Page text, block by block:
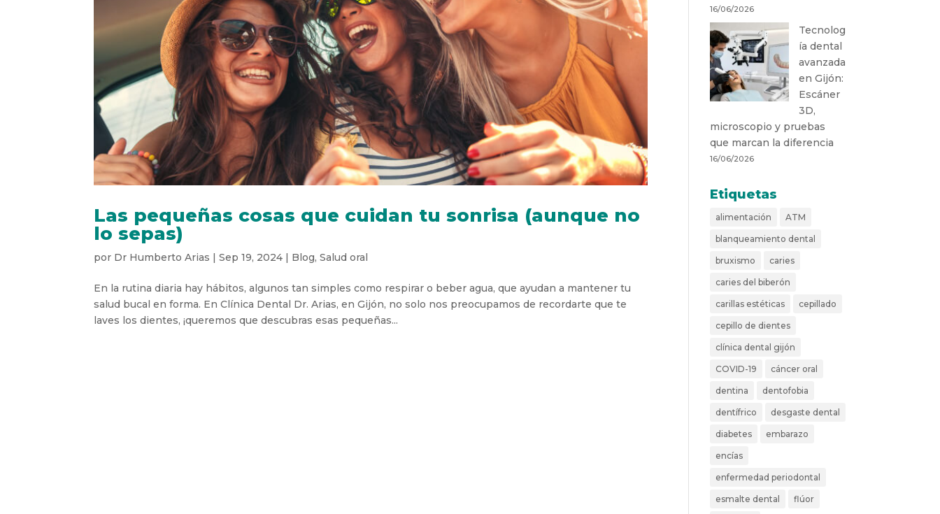
Las pequeñas cosas que cuidan tu sonrisa (aunque no
lo sepas)
por Dr Humberto Arias |Sep 19, 2024 | Blog,Salud oral
En la rutina diaria hay hábitos, algunos tan simples como respirar o beber agua, que ayudan a mantener tu
salud bucal en forma. En Clínica Dental Dr. Arias, en Gijón, no solo nos preocupamos de recordarte que te
laves los dientes, ¡queremos que descubras esas pequeñas...
16/06/2026
Tecnolog
ía dental
avanzada
en Gijón:
Escáner
3D,
microscopio y pruebas
que marcan la diferencia
16/06/2026
Etiquetas
alimentación ATM
blanqueamiento dental
bruxismo caries
caries del biberón
carillas estéticas cepillado
cepillo de dientes
clínica dental gijón
COVID-19 cáncer oral
dentina dentofobia
dentífrico desgaste dental
diabetes embarazo
encías
enfermedad periodontal
esmalte dental flúor